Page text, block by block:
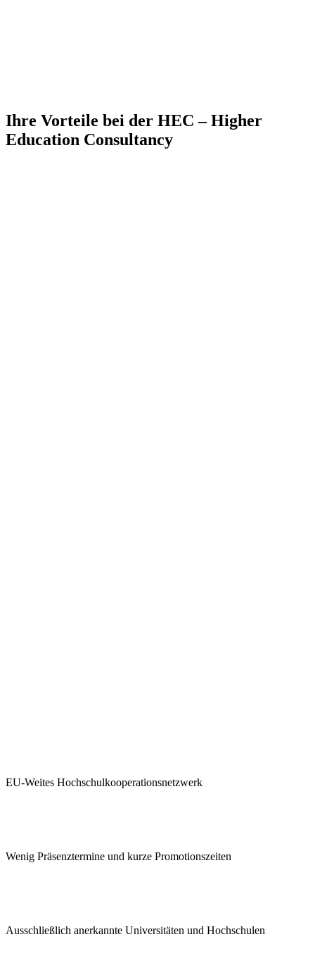
Ihre Vorteile bei der HEC – Higher
Education Consultancy
EU-Weites Hochschulkooperationsnetzwerk
Wenig Präsenztermine und kurze Promotionszeiten
Ausschließlich anerkannte Universitäten und Hochschulen